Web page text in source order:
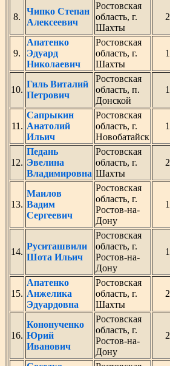
8.
Чипко Степан
Алексеевич
Ростовская
область, г.
Шахты
9.
Апатенко
Эдуард
Николаевич
Ростовская
область, г.
Шахты
10.
Гиль Виталий
Петрович
Ростовская
область, п.
Донской
11.
Сапрыкин
Анатолий
Ильич
Ростовская
область, г.
Новобатайск
12.
Педань
Эвелина
Владимировна
Ростовская
область, г.
Шахты
13.
Маилов
Вадим
Сергеевич
Ростовская
область, г.
Ростов-на-
Дону
14.
Руситашвили
Шота Ильич
Ростовская
область, г.
Ростов-на-
Дону
15.
Апатенко
Анжелика
Эдуардовна
Ростовская
область, г.
Шахты
16.
Кононученко
Юрий
Иванович
Ростовская
область, г.
Ростов-на-
Дону